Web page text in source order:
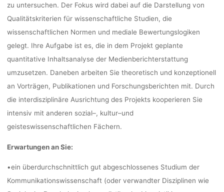
zu untersuchen. Der Fokus wird dabei auf die Darstellung von
Qualitätskriterien für wissenschaftliche Studien, die
wissenschaftlichen Normen und mediale Bewertungslogiken
gelegt. Ihre Aufgabe ist es, die in dem Projekt geplante
quantitative Inhaltsanalyse der Medienberichterstattung
umzusetzen. Daneben arbeiten Sie theoretisch und konzeptionell
an Vorträgen, Publikationen und Forschungsberichten mit. Durch
die interdisziplinäre Ausrichtung des Projekts kooperieren Sie
intensiv mit anderen sozial–, kultur–und
geisteswissenschaftlichen Fächern.
Erwartungen an Sie:
•ein überdurchschnittlich gut abgeschlossenes Studium der
Kommunikationswissenschaft (oder verwandter Disziplinen wie